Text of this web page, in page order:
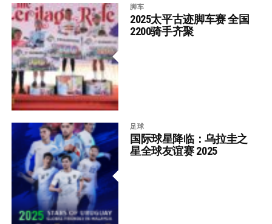
脚车
2025太平古迹脚车赛 全国
2200骑手齐聚
足球
国际球星降临：乌拉圭之
星全球友谊赛 2025